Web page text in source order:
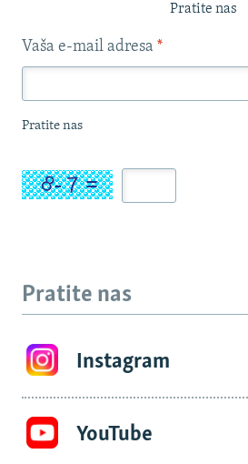
Pratite nas
Vaša e-mail adresa *
Pratite nas
Pratite nas
Instagram
YouTube